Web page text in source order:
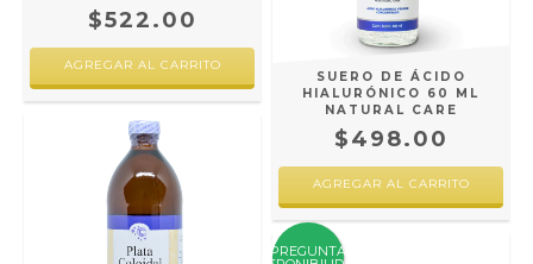
$522.00
SUERO DE ÁCIDO
HIALURÓNICO 60 ML
NATURAL CARE
$498.00
PREGUNTA